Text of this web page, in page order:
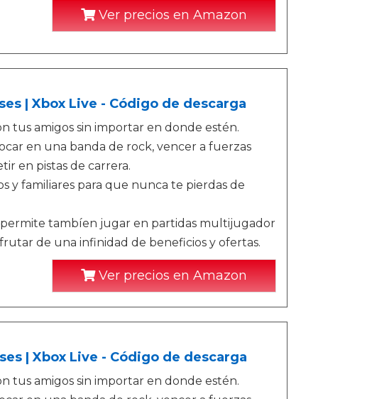
Ver precios en Amazon
| Xbox Live - Código de descarga
tus amigos sin importar en donde estén.
en una banda de rock, vencer a fuerzas
en pistas de carrera.
y familiares para que nunca te pierdas de
permite tambíen jugar en partidas multijugador
de una infinidad de beneficios y ofertas.
Ver precios en Amazon
| Xbox Live - Código de descarga
tus amigos sin importar en donde estén.